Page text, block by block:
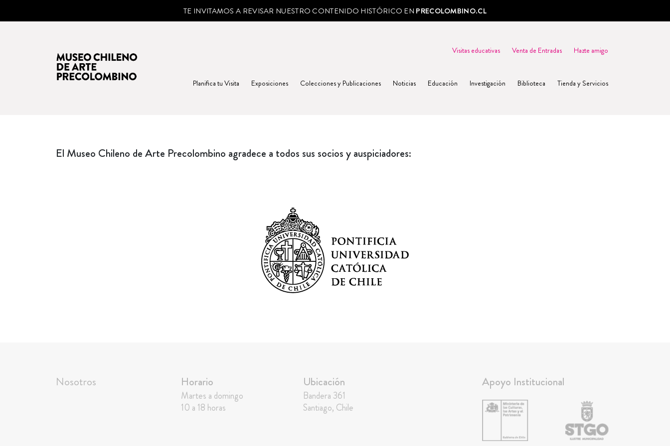
TE INVITAMOS A REVISAR NUESTRO CONTENIDO HISTÓRICO EN PRECOLOMBINO.CL
Visitas educativas Venta de Entradas Hazte amigo
Planifica tu Visita Exposiciones Colecciones y Publicaciones Noticias Educación Investigación Biblioteca Tienda y Servicios
El Museo Chileno de Arte Precolombino agradece a todos sus socios y auspiciadores:
Nosotros Horario
Martes a domingo
10 a 18 horas
Ubicación
Bandera 361
Santiago, Chile
Apoyo Institucional